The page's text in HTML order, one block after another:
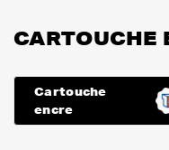
CARTOUCHE
Cartouche
encre